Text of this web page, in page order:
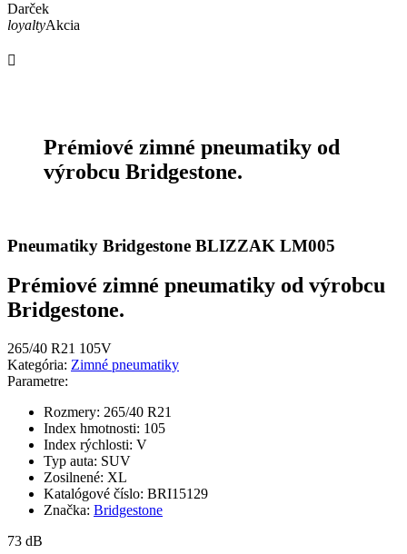
Darček
loyaltyAkcia

Prémiové zimné pneumatiky od
výrobcu Bridgestone.
Pneumatiky Bridgestone BLIZZAK LM005
Prémiové zimné pneumatiky od výrobcu
Bridgestone.
265/40 R21 105V
Kategória: Zimné pneumatiky
Parametre:
Rozmery: 265/40 R21
Index hmotnosti: 105
Index rýchlosti: V
Typ auta: SUV
Zosilnené: XL
Katalógové číslo: BRI15129
Značka: Bridgestone
73 dB